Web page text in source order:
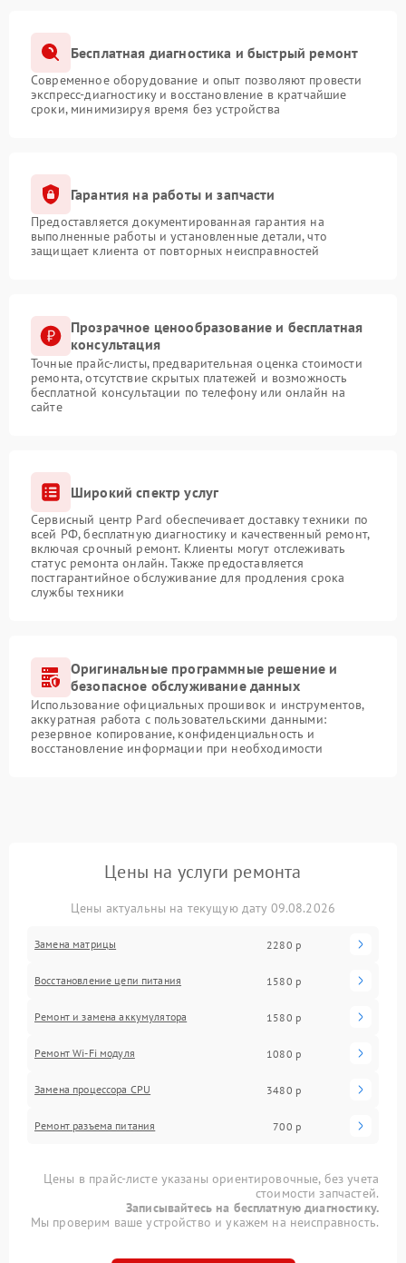
Бесплатная диагностика и быстрый ремонт
Современное оборудование и опыт позволяют провести
экспресс-диагностику и восстановление в кратчайшие
сроки, минимизируя время без устройства
Гарантия на работы и запчасти
Предоставляется документированная гарантия на
выполненные работы и установленные детали, что
защищает клиента от повторных неисправностей
Прозрачное ценообразование и бесплатная
консультация
Точные прайс-листы, предварительная оценка стоимости
ремонта, отсутствие скрытых платежей и возможность
бесплатной консультации по телефону или онлайн на
сайте
Широкий спектр услуг
Сервисный центр Pard обеспечивает доставку техники по
всей РФ, бесплатную диагностику и качественный ремонт,
включая срочный ремонт. Клиенты могут отслеживать
статус ремонта онлайн. Также предоставляется
постгарантийное обслуживание для продления срока
службы техники
Оригинальные программные решение и
безопасное обслуживание данных
Использование официальных прошивок и инструментов,
аккуратная работа с пользовательскими данными:
резервное копирование, конфиденциальность и
восстановление информации при необходимости
Цены на услуги ремонта
Цены актуальны на текущую дату 09.08.2026
Замена матрицы 2280 р
Восстановление цепи питания 1580 р
Ремонт и замена аккумулятора 1580 р
Ремонт Wi-Fi модуля 1080 р
Замена процессора CPU 3480 р
Ремонт разъема питания 700 р
Цены в прайс-листе указаны ориентировочные, без учета
стоимости запчастей.
Записывайтесь на бесплатную диагностику.
Мы проверим ваше устройство и укажем на неисправность.